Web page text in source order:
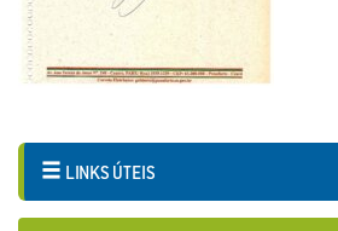
LINKS ÚTEIS